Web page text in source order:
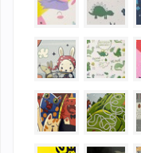
717802
717813
717818
717819